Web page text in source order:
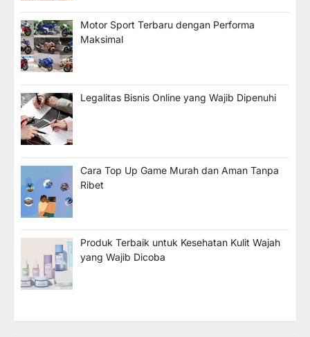
Motor Sport Terbaru dengan Performa
Maksimal
Legalitas Bisnis Online yang Wajib Dipenuhi
Cara Top Up Game Murah dan Aman Tanpa
Ribet
Produk Terbaik untuk Kesehatan Kulit Wajah
yang Wajib Dicoba